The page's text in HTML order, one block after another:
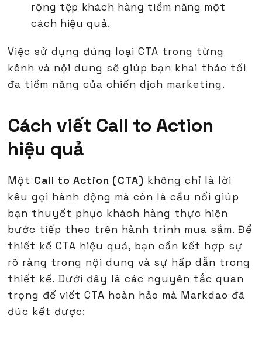
rộng tệp khách hàng tiềm năng một
cách hiệu quả.
Việc sử dụng đúng loại CTA trong từng
kênh và nội dung sẽ giúp bạn khai thác tối
đa tiềm năng của chiến dịch marketing.
Cách viết Call to Action
hiệu quả
Một Call to Action (CTA) không chỉ là lời
kêu gọi hành động mà còn là cầu nối giúp
bạn thuyết phục khách hàng thực hiện
bước tiếp theo trên hành trình mua sắm. Để
thiết kế CTA hiệu quả, bạn cần kết hợp sự
rõ ràng trong nội dung và sự hấp dẫn trong
thiết kế. Dưới đây là các nguyên tắc quan
trọng để viết CTA hoàn hảo mà Markdao đã
đúc kết được: